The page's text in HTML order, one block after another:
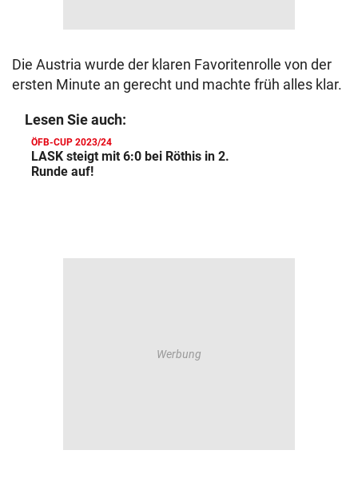
Die Austria wurde der klaren Favoritenrolle von der
ersten Minute an gerecht und machte früh alles klar.
Lesen Sie auch:
ÖFB-CUP 2023/24
LASK steigt mit 6:0 bei Röthis in 2.
Runde auf!